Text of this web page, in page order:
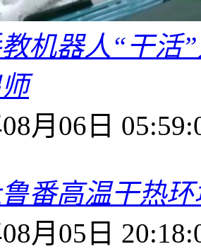
机器人“干活
月06日
番高温干热
月05日